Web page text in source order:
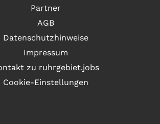
Partner
AGB
Datenschutzhinweise
Impressum
zu ruhrgebiet.jobs
Cookie-Einstellungen